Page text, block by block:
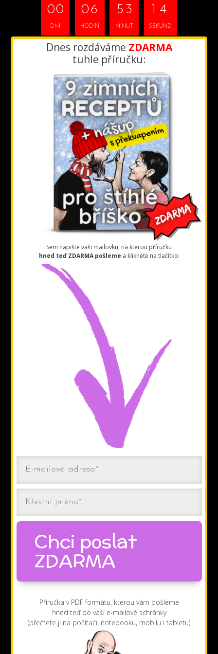
00
DNÍ
06
HODIN
5 3
MINUT
1
4
SEKUND
Dnes rozdáváme ZDARMA
tuhle příručku:
Sem napište vaši mailovku, na kterou příručku
hned teď ZDARMA pošleme a klikněte na tlačítko:
Chci poslat
ZDARMA
Příručka v PDF formátu, kterou vám pošleme
hned teď do vaší e-mailové schránky
(přečtete ji na počítači, notebooku, mobilu i tabletu)